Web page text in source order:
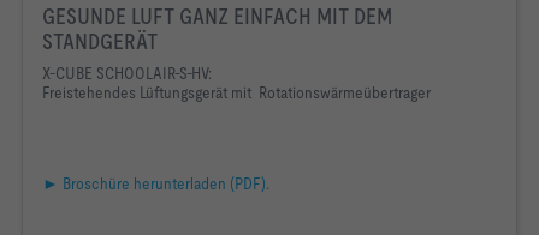
GESUNDE LUFT GANZ EINFACH MIT DEM
STANDGERÄT
X-CUBE SCHOOLAIR-S-HV:
Freistehendes Lüftungsgerät mit Rotationswärmeübertrager
► Broschüre herunterladen (PDF).